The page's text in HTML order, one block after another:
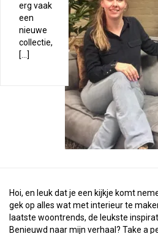
erg vaak
een
nieuwe
collectie,
[…]
Hoi, en leuk dat je een kijkje komt
gek op alles wat met interieur te
laatste woontrends, de leukste
Benieuwd naar mijn verhaal? Take a